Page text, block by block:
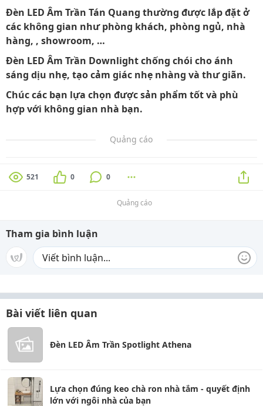
Đèn LED Âm Trần Tán Quang thường được lắp đặt ở
các không gian như phòng khách, phòng ngủ, nhà
hàng, , showroom, …
Đèn LED Âm Trần Downlight chống chói cho ánh
sáng dịu nhẹ, tạo cảm giác nhẹ nhàng và thư giãn.
Chúc các bạn lựa chọn được sản phẩm tốt và phù
hợp với không gian nhà bạn.
Quảng cáo
521 0 0
Quảng cáo
Tham gia bình luận
Bài viết liên quan
Đèn LED Âm Trần Spotlight Athena
Lựa chọn đúng keo chà ron nhà tắm - quyết định
lớn với ngôi nhà của bạn